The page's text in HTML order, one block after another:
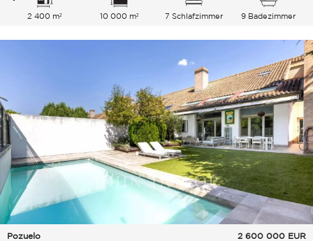
2 400 m² 10 000 m² 7 Schlafzimmer 9 Badezimmer
Pozuelo
2 600 000 EUR